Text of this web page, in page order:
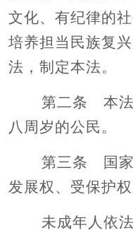
文化、有纪律的
培养担当民族复
法，制定本法。
第二条 本法
八周岁的公民。
第三条 国家
发展权、受保护
未成年人依